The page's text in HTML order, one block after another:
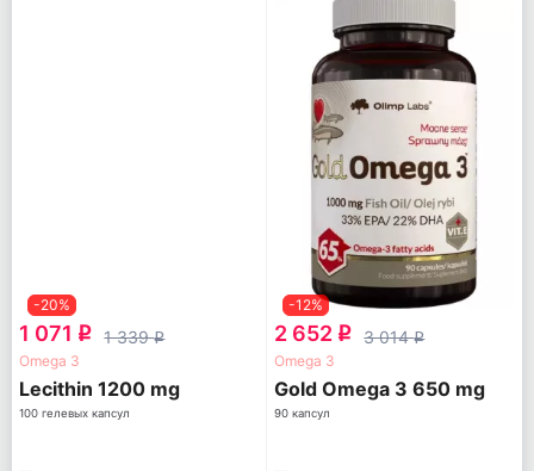
-20%
1 071 q 1 339q
Omega 3
Lecithin 1200 mg
100 гелевых капсул
-12%
2 652 q 3 014q
Omega 3
Gold Omega 3 650 mg
90 капсул